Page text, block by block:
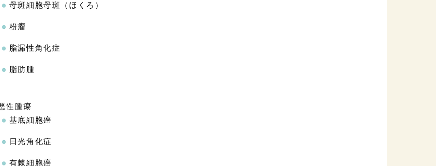
母斑細胞母斑（ほくろ）
粉瘤
脂漏性角化症
脂肪腫
性腫瘍
基底細胞癌
日光角化症
有棘細胞癌